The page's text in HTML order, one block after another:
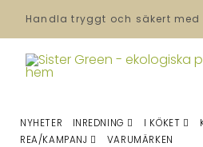
Handla tryggt och säkert med
NYHETER INREDNING I KÖKET
REA/KAMPANJ
VARUMÄRKEN